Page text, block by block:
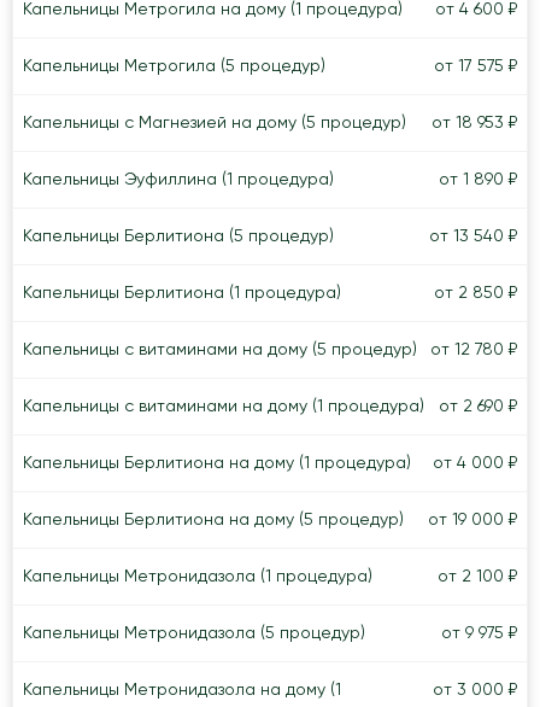
Капельницы Метрогила на дому (1 процедура) от 4 600 ₽
Капельницы Метрогила (5 процедур) от 17 575 ₽
Капельницы с Магнезией на дому (5 процедур) от 18 953 ₽
Капельницы Эуфиллина (1 процедура) от 1 890 ₽
Капельницы Берлитиона (5 процедур) от 13 540 ₽
Капельницы Берлитиона (1 процедура) от 2 850 ₽
Капельницы с витаминами на дому (5 процедур) от 12 780 ₽
Капельницы с витаминами на дому (1 процедура) от 2 690 ₽
Капельницы Берлитиона на дому (1 процедура) от 4 000 ₽
Капельницы Берлитиона на дому (5 процедур) от 19 000 ₽
Капельницы Метронидазола (1 процедура) от 2 100 ₽
Капельницы Метронидазола (5 процедур) от 9 975 ₽
Капельницы Метронидазола на дому (1
от 3 000 ₽